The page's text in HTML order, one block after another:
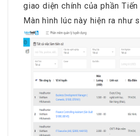
giao diện chính của phần Tiến
Màn hình lúc này hiện ra như